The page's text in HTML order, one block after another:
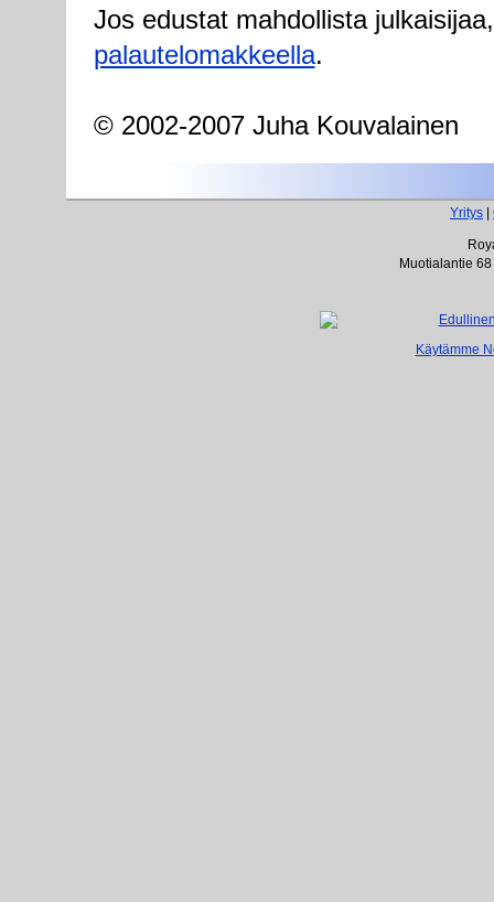
Jos edustat mahdollista
palautelomakkeella.
© 2002-2007 Juha Kouvalainen
Yritys
Muotialantie
Käytämme